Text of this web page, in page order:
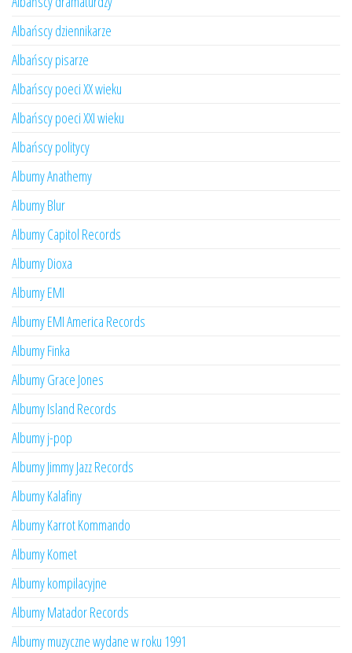
Albańscy dziennikarze
Albańscy pisarze
Albańscy poeci XX wieku
Albańscy poeci XXI wieku
Albańscy politycy
Albumy Anathemy
Albumy Blur
Albumy Capitol Records
Albumy Dioxa
Albumy EMI
Albumy EMI America Records
Albumy Finka
Albumy Grace Jones
Albumy Island Records
Albumy j-pop
Albumy Jimmy Jazz Records
Albumy Kalafiny
Albumy Karrot Kommando
Albumy Komet
Albumy kompilacyjne
Albumy Matador Records
Albumy muzyczne wydane w roku 1991